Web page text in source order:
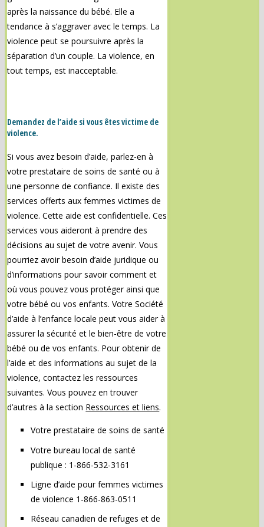
après la naissance du bébé. Elle a
tendance à s’aggraver avec le temps. La
violence peut se poursuivre après la
séparation d’un couple. La violence, en
tout temps, est inacceptable.
Demandez de l’aide si vous êtes victime de
violence.
Si vous avez besoin d’aide, parlez-en à
votre prestataire de soins de santé ou à
une personne de confiance. Il existe des
services offerts aux femmes victimes de
violence. Cette aide est confidentielle. Ces
services vous aideront à prendre des
décisions au sujet de votre avenir. Vous
pourriez avoir besoin d’aide juridique ou
d’informations pour savoir comment et
où vous pouvez vous protéger ainsi que
votre bébé ou vos enfants. Votre Société
d’aide à l’enfance locale peut vous aider à
assurer la sécurité et le bien-être de votre
bébé ou de vos enfants. Pour obtenir de
l’aide et des informations au sujet de la
violence, contactez les ressources
suivantes. Vous pouvez en trouver
d’autres à la section Ressources et liens.
Votre prestataire de soins de santé
Votre bureau local de santé
publique : 1-866-532-3161
Ligne d’aide pour femmes victimes
de violence 1-866-863-0511
Réseau canadien de refuges et de